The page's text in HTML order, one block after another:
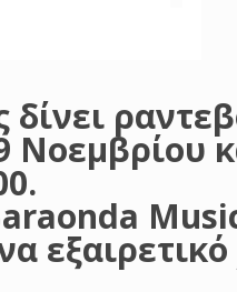
δίνει
Νοεμβρίου